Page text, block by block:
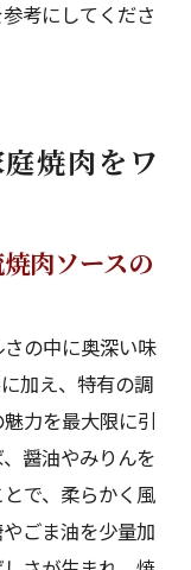
現するポイン
いひととき
考にしてくださ
焼肉をワ
肉ソースの
の中に奥深い味
加え、特有の調
力を最大限に引
醤油やみりんを
で、柔らかく風
ごま油を少量加